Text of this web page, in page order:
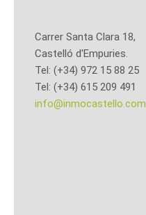
Carrer Santa Clara 18,
Castelló d'Empuries.
Tel: (+34) 972 15 88 25
Tel: (+34) 615 209 491
info@inmocastello.com